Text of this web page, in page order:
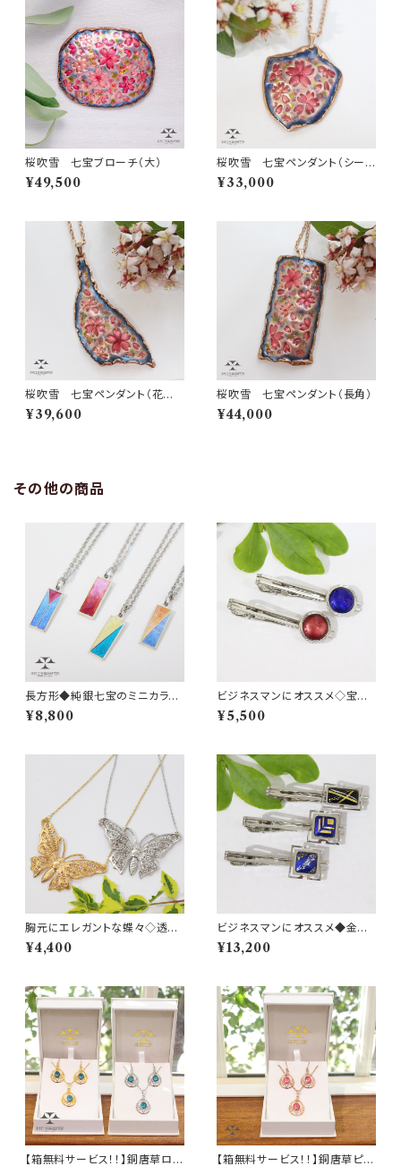
桜吹雪 七宝ブローチ（大）
¥49,500
桜吹雪 七宝ペンダント（シール
ド形）
¥33,000
桜吹雪 七宝ペンダント（花びら
形）
¥39,600
桜吹雪 七宝ペンダント（長角）
¥44,000
その他の商品
長方形◆純銀七宝のミニカラー
タイルネックレス
¥8,800
ビジネスマンにオススメ◇宝石
のようなシンプルな丸型七宝ネ
クタイピン
¥5,500
胸元にエレガントな蝶々◇透か
しが繊細なバタフライネックレス
¥4,400
ビジネスマンにオススメ◆金箔・
プラチナ箔のネクタイピン
¥13,200
【箱無料サービス！！】銅唐草ロ 【箱無料サービス！！】銅唐草ピン